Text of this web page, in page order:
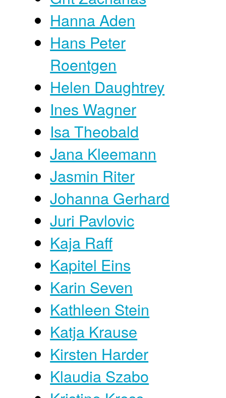
Hanna Aden
Hans Peter
Roentgen
Helen Daughtrey
Ines Wagner
Isa Theobald
Jana Kleemann
Jasmin Riter
Johanna Gerhard
Juri Pavlovic
Kaja Raff
Kapitel Eins
Karin Seven
Kathleen Stein
Katja Krause
Kirsten Harder
Klaudia Szabo